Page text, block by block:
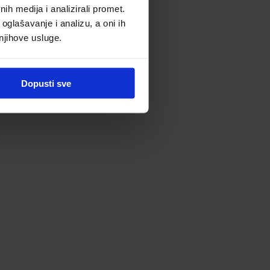
medija i analizirali promet.
i analizu, a oni ih
usluge.
Dopusti sve